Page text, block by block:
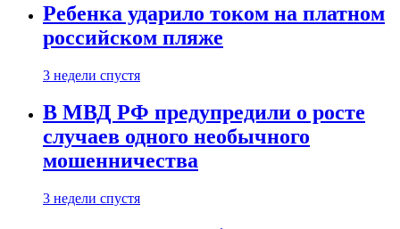
Ребенка ударило током на платном
российском пляже
3 недели спустя
В МВД РФ предупредили о росте
случаев одного необычного
мошенничества
3 недели спустя